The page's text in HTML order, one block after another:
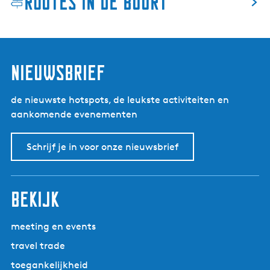
nieuwsbrief
de nieuwste hotspots, de leukste activiteiten en
aankomende evenementen
Schrijf je in voor onze nieuwsbrief
bekijk
meeting en events
travel trade
toegankelijkheid